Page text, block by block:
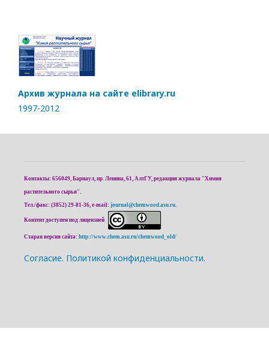
Архив журнала на сайте elibrary.ru
1997-2012
Контакты: 656049, Барнаул, пр. Ленина, 61, АлтГУ, редакция журнала "Химия
растительного сырья".
Тел./факс: (3852) 29-81-36, e-mail: journal@chemwood.asu.ru.
Контент доступен под лицензией
Старая версия сайта: http://www.chem.asu.ru/chemwood_old/
Cогласие. Политикой конфиденциальности.